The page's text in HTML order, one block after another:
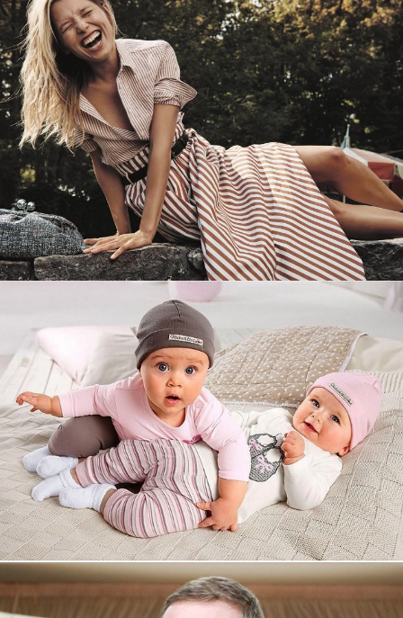
Имиджевый сайт для сети магазинов
Soho Project
Смотреть проект
Увеличили выручку интернет-
магазину topdatop.ru на 25%!
Смотреть проект